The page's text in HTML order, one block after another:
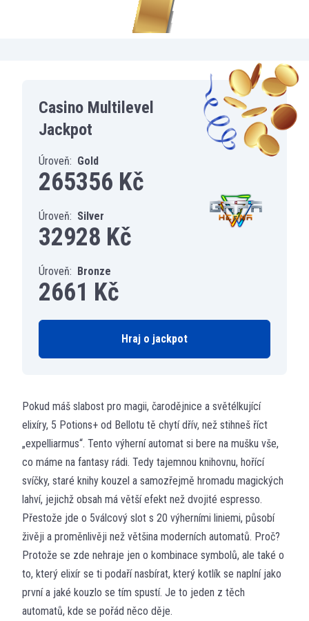
Casino Multilevel
Jackpot
Úroveň: Gold
265356 Kč
Úroveň: Silver
32928 Kč
Úroveň: Bronze
2661 Kč
Hraj o jackpot
Pokud máš slabost pro magii, čarodějnice a světélkující
elixíry, 5 Potions+ od Bellotu tě chytí dřív, než stihneš říct
„expelliarmus“. Tento výherní automat si bere na mušku vše,
co máme na fantasy rádi. Tedy tajemnou knihovnu, hořící
svíčky, staré knihy kouzel a samozřejmě hromadu magických
lahví, jejichž obsah má větší efekt než dvojité espresso.
Přestože jde o 5válcový slot s 20 výherními liniemi, působí
živěji a proměnlivěji než většina moderních automatů. Proč?
Protože se zde nehraje jen o kombinace symbolů, ale také o
to, který elixír se ti podaří nasbírat, který kotlík se naplní jako
první a jaké kouzlo se tím spustí. Je to jeden z těch
automatů, kde se pořád něco děje.